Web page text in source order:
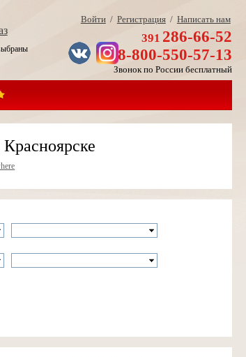
Войти/ Регистрация/ Написать нам
391 286-66-52
8-800-550-57-13
Звонок по России бесплатный